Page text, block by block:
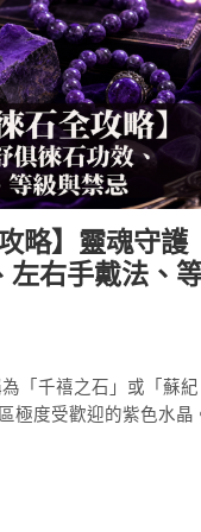
略】靈魂守護
左右手戴法、
「千禧之石」或「蘇紀
極度受歡迎的紫色水晶